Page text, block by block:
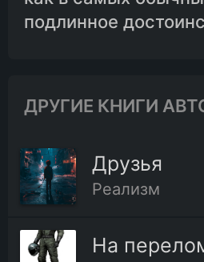
подлинное
ДРУГИЕ КНИГИ
Друзья
Реализм
На